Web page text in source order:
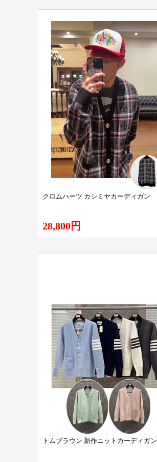
クロムハーツ カシミヤカーディガン
28,800円
トムブラウン 新作ニットカーディガン